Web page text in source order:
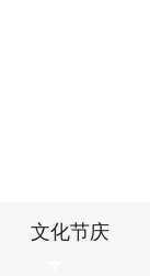
文化节庆